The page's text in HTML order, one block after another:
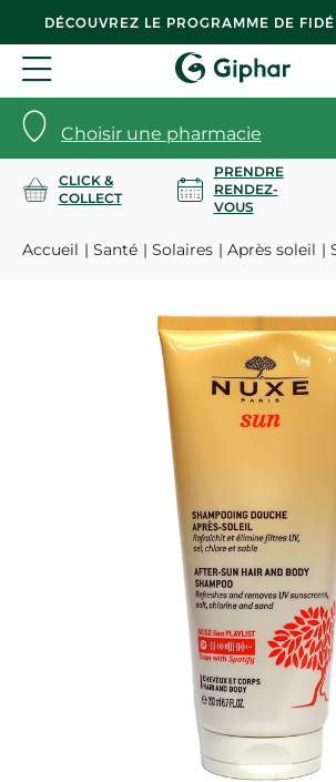
DÉCOUVREZ LE PROGRAMME DE
Choisir une pharmacie
CLICK &
COLLECT
PRENDRE
RENDEZ-
VOUS
Accueil Santé Solaires Après soleil